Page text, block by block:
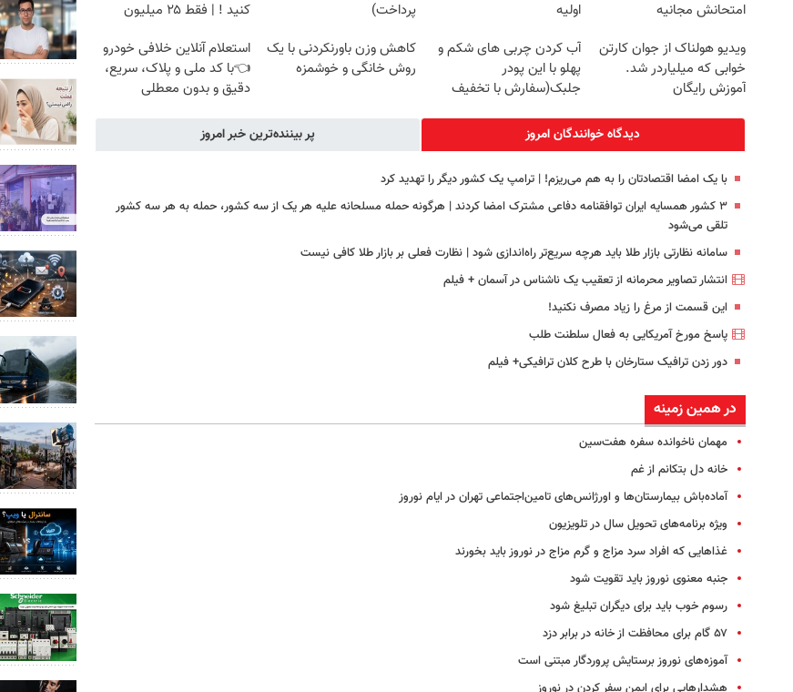
امتحانش مجانیه
اولیه
پرداخت)
کنید ! | فقط ۲۵ میلیون
ویدیو هولناک از جوان کارتن
خوابی که میلیاردر شد.
آموزش رایگان
آب کردن چربی های شکم و
پهلو با این پودر
جلبک(سفارش با تخفیف
کاهش وزن باورنکردنی با یک
روش خانگی و خوشمزه
استعلام آنلاین خلافی خودرو
👈با کد ملی و پلاک، سریع،
دقیق و بدون معطلی
دیدگاه خوانندگان امروز پر بیننده‌ترین خبر امروز
با یک امضا اقتصادتان را به هم می‌ریزم! | ترامپ یک کشور دیگر را تهدید کرد
۳ کشور همسایه ایران توافقنامه دفاعی مشترک امضا کردند | هرگونه حمله مسلحانه علیه هر یک از سه کشور، حمله به هر سه کشور
تلقی می‌شود
سامانه نظارتی بازار طلا باید هرچه سریع‌تر راه‌اندازی شود | نظارت فعلی بر بازار طلا کافی نیست
انتشار تصاویر محرمانه از تعقیب یک ناشناس در آسمان + فیلم
این قسمت از مرغ را زیاد مصرف نکنید!
پاسخ مورخ آمریکایی به فعال سلطنت طلب
دور زدن ترافیک ستارخان با طرح کلان ترافیکی+ فیلم
در همین زمینه
مهمان ناخوانده سفره هفت‌سین
خانه دل بتکانم از غم
آماده‌باش بیمارستان‌ها و اورژانس‌های تامین‌اجتماعی تهران در ایام نوروز
ویژه برنامه‌های تحویل سال در تلویزیون
غذاهایی که افراد سرد مزاج و گرم مزاج در نوروز باید بخورند
جنبه معنوی نوروز باید تقویت شود
رسوم خوب باید برای دیگران تبلیغ شود
۵۷ گام برای محافظت از خانه در برابر دزد
آموزه‌های نوروز برستایش پروردگار مبتنی است